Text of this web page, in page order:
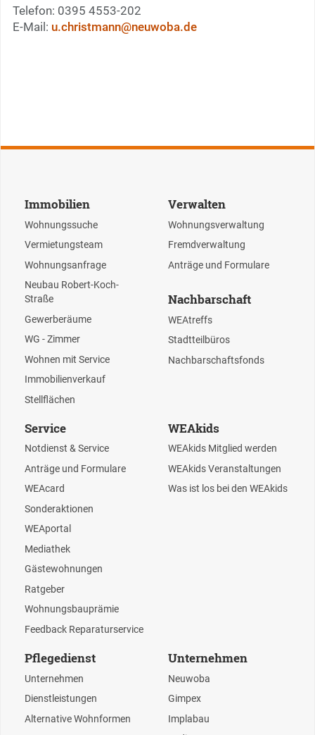
Telefon: 0395 4553-202
E-Mail: u.christmann@neuwoba.de
Immobilien
Wohnungssuche
Vermietungsteam
Wohnungsanfrage
Neubau Robert-Koch-
Straße
Gewerberäume
WG - Zimmer
Wohnen mit Service
Immobilienverkauf
Stellflächen
Verwalten
Wohnungsverwaltung
Fremdverwaltung
Anträge und Formulare
Nachbarschaft
WEAtreffs
Stadtteilbüros
Nachbarschaftsfonds
Service
Notdienst & Service
Anträge und Formulare
WEAcard
Sonderaktionen
WEAportal
Mediathek
Gästewohnungen
Ratgeber
Wohnungsbauprämie
Feedback Reparaturservice
WEAkids
WEAkids Mitglied werden
WEAkids Veranstaltungen
Was ist los bei den WEAkids
Pflegedienst
Unternehmen
Dienstleistungen
Alternative Wohnformen
Unternehmen
Neuwoba
Gimpex
Implabau